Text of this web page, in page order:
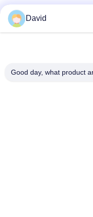
tel
David
Good day, what product